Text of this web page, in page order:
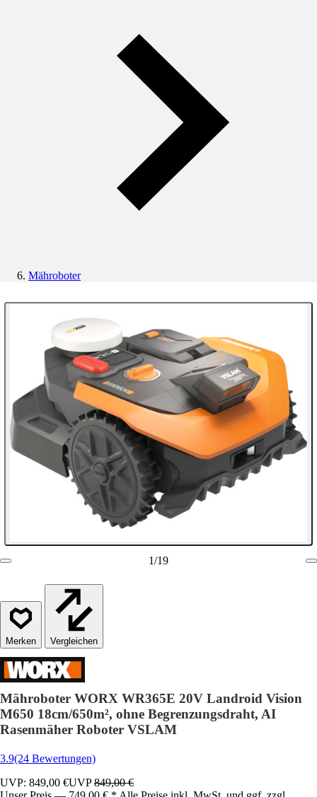
Mähroboter
1/19
Vergleichen
Mähroboter WORX WR365E 20V Landroid Vision
M650 18cm/650m², ohne Begrenzungsdraht, AI
Rasenmäher Roboter VSLAM
3.9(24 Bewertungen)
UVP: 849,00 €UVP849,00 €